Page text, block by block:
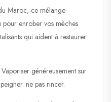
Maroc, ce mélange
pour enrober vos mèches
qui aident à restaurer
généreusement sur
ne pas rincer.